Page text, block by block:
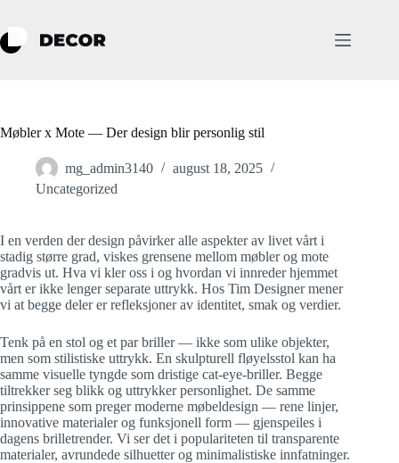
innholdet
Møbler x Mote — Der design blir personlig stil
mg_admin3140
august 18, 2025
Uncategorized
I en verden der design påvirker alle aspekter av livet vårt i
stadig større grad, viskes grensene mellom møbler og mote
gradvis ut. Hva vi kler oss i og hvordan vi innreder hjemmet
vårt er ikke lenger separate uttrykk. Hos Tim Designer mener
vi at begge deler er refleksjoner av identitet, smak og verdier.
Tenk på en stol og et par briller — ikke som ulike objekter,
men som stilistiske uttrykk. En skulpturell fløyelsstol kan ha
samme visuelle tyngde som dristige cat-eye-briller. Begge
tiltrekker seg blikk og uttrykker personlighet. De samme
prinsippene som preger moderne møbeldesign — rene linjer,
innovative materialer og funksjonell form — gjenspeiles i
dagens brilletrender. Vi ser det i populariteten til transparente
materialer, avrundede silhuetter og minimalistiske innfatninger.